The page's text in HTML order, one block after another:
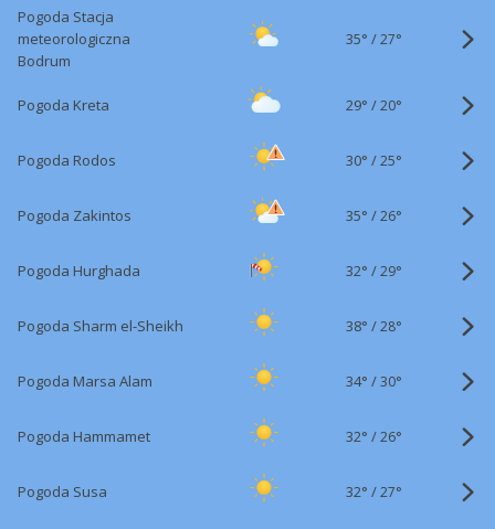
Pogoda Stacja
meteorologiczna
Bodrum
35° /27°
Pogoda Kreta 29° /20°
Pogoda Rodos 30° /25°
Pogoda Zakintos 35° /26°
Pogoda Hurghada 32° /29°
Pogoda Sharm el-Sheikh 38° /28°
Pogoda Marsa Alam 34° /30°
Pogoda Hammamet 32° /26°
Pogoda Susa 32° /27°